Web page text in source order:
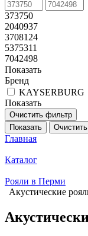
373750
2040937
3708124
5375311
7042498
Показать
Бренд
KAYSERBURG
Показать
Очистить фильтр
Показать
Главная
Каталог
Рояли в Перми
Акустические